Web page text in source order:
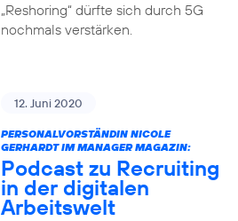
„Reshoring“ dürfte sich durch 5G
nochmals verstärken.
12. Juni 2020
PERSONALVORSTÄNDIN NICOLE
GERHARDT IM MANAGER MAGAZIN:
Podcast zu Recruiting
in der digitalen
Arbeitswelt